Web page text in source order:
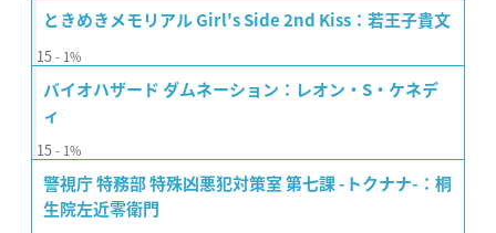
ときめきメモリアル Girl's Side 2nd Kiss：若王子貴文
15 1%
バイオハザード ダムネーション：レオン・S・ケネデ
ィ
15 1%
警視庁 特務部 特殊凶悪犯対策室 第七課 -トクナナ-：桐
生院左近零衛門